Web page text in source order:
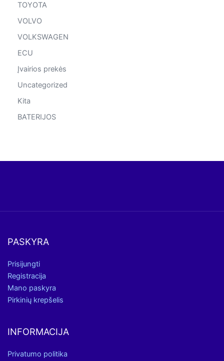
TOYOTA
VOLVO
VOLKSWAGEN
ECU
Įvairios prekės
Uncategorized
Kita
BATERIJOS
PASKYRA
Prisijungti
Registracija
Mano paskyra
Pirkinių krepšelis
INFORMACIJA
Privatumo politika